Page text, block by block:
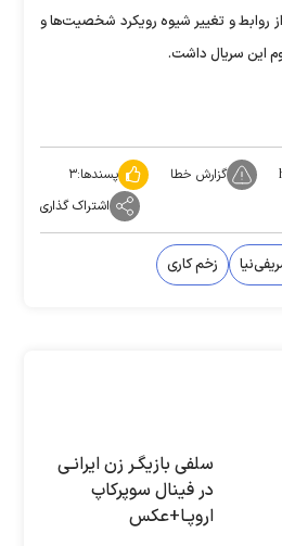
روابط و تغییر شیوه رویکرد شخصیت‌ها و
این سریال داشت.
گزارش خطا پسندها:۳
اشتراک گذاری
زخم کاری
سلفی بازیگـر زن ایرانـی
در فینال سوپرکاپ
اروپـا+عکس